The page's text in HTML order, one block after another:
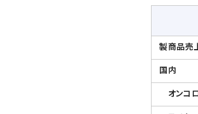
製商品売
国内
オンコ